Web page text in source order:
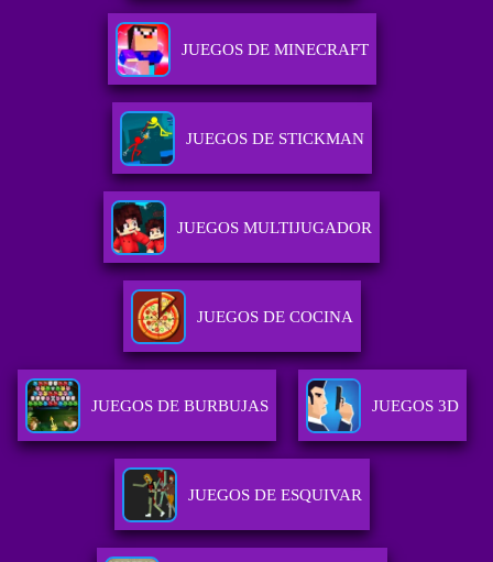
JUEGOS DE MINECRAFT
JUEGOS DE STICKMAN
JUEGOS MULTIJUGADOR
JUEGOS DE COCINA
JUEGOS DE BURBUJAS JUEGOS 3D
JUEGOS DE ESQUIVAR